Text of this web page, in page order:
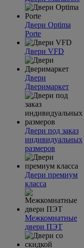
Двери Optima
Porte
Двери VFD
Двери
Дверимаркет
Двери под заказ
индивидуальных
размеров
Двери премиум
класса
Межкомнатные
двери ПЭТ